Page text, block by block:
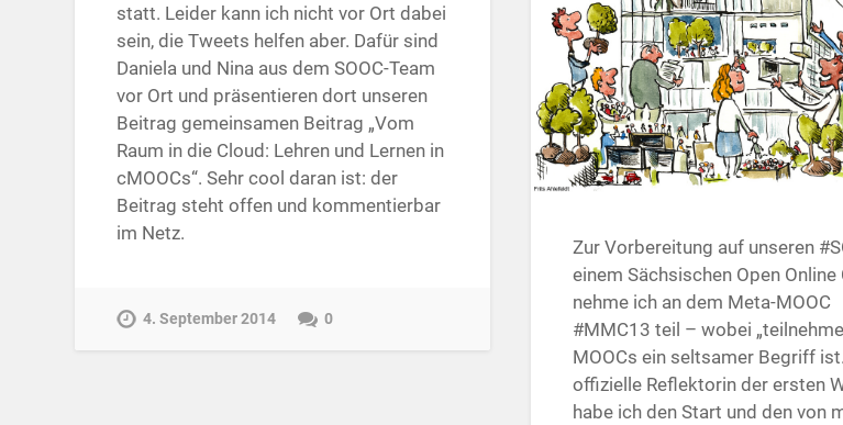
statt. Leider kann ich nicht vor Ort dabei
sein, die Tweets helfen aber. Dafür sind
Daniela und Nina aus dem SOOC-Team
vor Ort und präsentieren dort unseren
Beitrag gemeinsamen Beitrag „Vom
Raum in die Cloud: Lehren und Lernen in
cMOOCs“. Sehr cool daran ist: der
Beitrag steht offen und kommentierbar
im Netz.
4. September 2014 0
Zur Vorbereitung auf unseren
einem Sächsischen Open Online
nehme ich an dem Meta-MOOC
#MMC13 teil – wobei
MOOCs ein seltsamer Begriff
offizielle Reflektorin der ersten
habe ich den Start und den von